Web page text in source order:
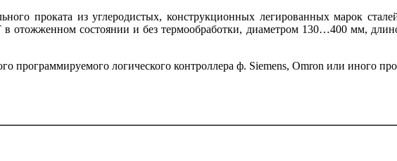
проката из углеродистых, конструкционных легированных марок
состоянии и без термообработки, диаметром 130…400 мм,
программируемого логического контроллера ф. Siemens, Omron или иного